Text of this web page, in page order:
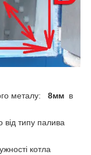
металу: 8мм в
типу палива
котла